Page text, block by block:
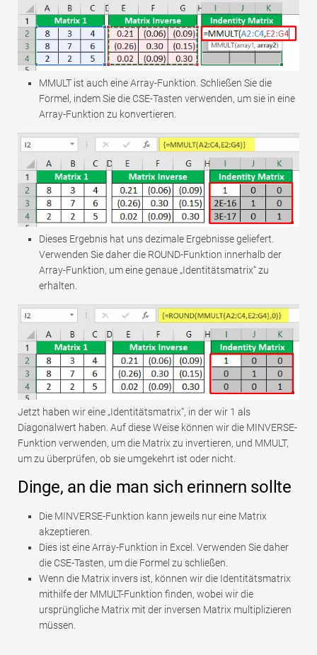
MMULT ist auch eine Array-Funktion. Schließen Sie die
Formel, indem Sie die CSE-Tasten verwenden, um sie in eine
Array-Funktion zu konvertieren.
Dieses Ergebnis hat uns dezimale Ergebnisse geliefert.
Verwenden Sie daher die ROUND-Funktion innerhalb der
Array-Funktion, um eine genaue „Identitätsmatrix“ zu
erhalten.
Jetzt haben wir eine „Identitätsmatrix“, in der wir 1 als
Diagonalwert haben. Auf diese Weise können wir die MINVERSE-
Funktion verwenden, um die Matrix zu invertieren, und MMULT,
um zu überprüfen, ob sie umgekehrt ist oder nicht.
Dinge, an die man sich erinnern sollte
Die MINVERSE-Funktion kann jeweils nur eine Matrix
akzeptieren.
Dies ist eine Array-Funktion in Excel. Verwenden Sie daher
die CSE-Tasten, um die Formel zu schließen.
Wenn die Matrix invers ist, können wir die Identitätsmatrix
mithilfe der MMULT-Funktion finden, wobei wir die
ursprüngliche Matrix mit der inversen Matrix multiplizieren
müssen.